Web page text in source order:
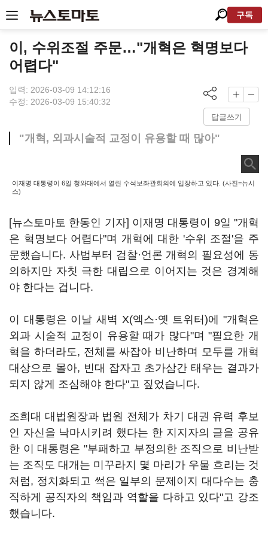
구독
이, 수위조절 주문…"개혁은 혁명보다
어렵다"
입력: 2026-03-09 14:12:16
수정: 2026-03-09 15:40:32
답글쓰기
"개혁, 외과시술적 교정이 유용할 때 많아"
이재명 대통령이 6일 청와대에서 열린 수석보좌관회의에 입장하고 있다. (사진=뉴시
스)
[뉴스토마토 한동인 기자] 이재명 대통령이 9일 "개혁
은 혁명보다 어렵다"며 개혁에 대한 '수위 조절'을 주
문했습니다. 사법부터 검찰·언론 개혁의 필요성에 동
의하지만 자칫 극한 대립으로 이어지는 것은 경계해
야 한다는 겁니다.
이 대통령은 이날 새벽 X(엑스·옛 트위터)에 "개혁은
외과 시술적 교정이 유용할 때가 많다"며 "필요한 개
혁을 하더라도, 전체를 싸잡아 비난하며 모두를 개혁
대상으로 몰아, 빈대 잡자고 초가삼간 태우는 결과가
되지 않게 조심해야 한다"고 짚었습니다.
조희대 대법원장과 법원 전체가 차기 대권 유력 후보
인 자신을 낙마시키려 했다는 한 지지자의 글을 공유
한 이 대통령은 "부패하고 부정의한 조직으로 비난받
는 조직도 대개는 미꾸라지 몇 마리가 우물 흐리는 것
처럼, 정치화되고 썩은 일부의 문제이지 대다수는 충
직하게 공직자의 책임과 역할을 다하고 있다"고 강조
했습니다.